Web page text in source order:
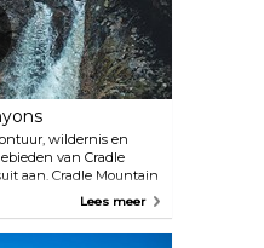
wildernis en
van Cradle
aan. Cradle Mountain
waarbij je doorLees meer